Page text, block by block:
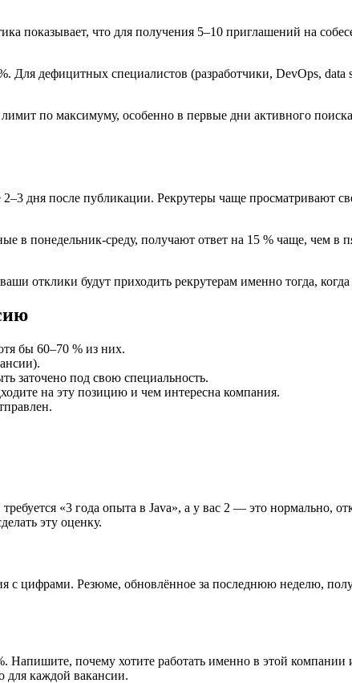
показывает, что для получения 5–10 приглашений на
Для дефицитных специалистов (разработчики, DevOps,
лимит по максимуму, особенно в первые дни активного
дня после публикации. Рекрутеры чаще просматривают
понедельник-среду, получают ответ на 15 % чаще, чем в
отклики будут приходить рекрутерам именно тогда,
бы 60–70 % из них.
заточено под свою специальность.
на эту позицию и чем интересна компания.
«3 года опыта в Java», а у вас 2 — это нормально,
эту оценку.
с цифрами. Резюме, обновлённое за последнюю неделю,
почему хотите работать именно в этой компании
для каждой вакансии.